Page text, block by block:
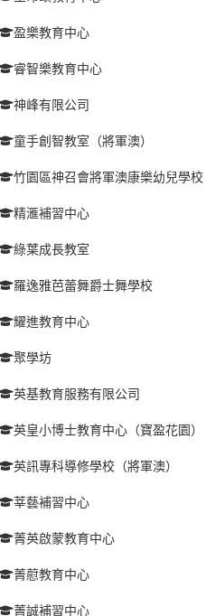
盈樂教育中心
睿智樂教育中心
神峰有限公司
童手創智教室（將軍澳）
竹園區神召會將軍澳康樂幼兒學校
精滙補習中心
綠葉成長教室
羅逸雅芭蕾舞爵士舞學校
耀進教育中心
聚學坊
英基教育服務有限公司
英皇小博士教育中心（寶盈花園）
英訊專科導修學校（將軍澳）
莘藝補習中心
菁英啟蒙教育中心
菁藯教育中心
菁誠補習中心